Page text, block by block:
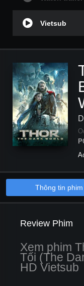
Vietsub
Thông tin phim
Review Phim
Xem phim
Tối (The
HD Vietsub